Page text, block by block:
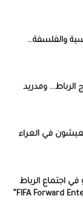
والفلسفة…
الرباط… ومدريد
في العراء
في اجتماع الرباط